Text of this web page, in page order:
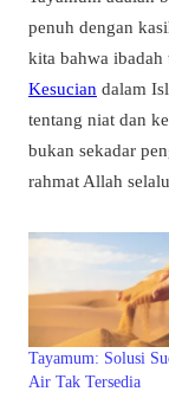
penuh dengan
kita bahwa ibadah
Kesucian dalam
tentang niat dan
bukan sekadar
rahmat Allah
Tayamum: Solusi
Air Tak Tersedia